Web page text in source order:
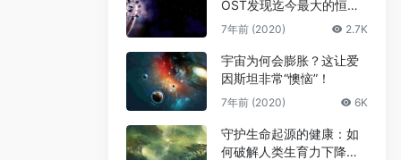
OST发现迄今最大的恒星
级黑洞
7年前 (2020) 2.7K
宇宙为何会膨胀？这让爱
因斯坦非常“懊恼”！
7年前 (2020) 6K
守护生命起源的健康：如
何破解人类生育力下降难